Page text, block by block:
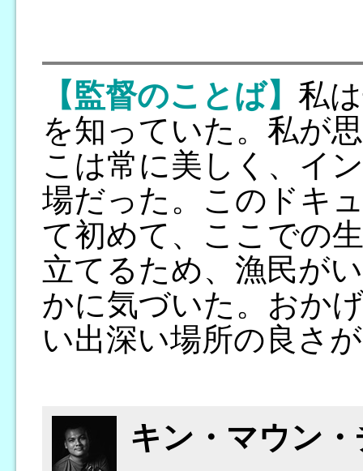
【監督のことば】 私
を知っていた。私が
こは常に美しく、イ
場だった。このドキ
て初めて、ここでの
立てるため、漁民が
かに気づいた。おか
い出深い場所の良さ
キン・マウン